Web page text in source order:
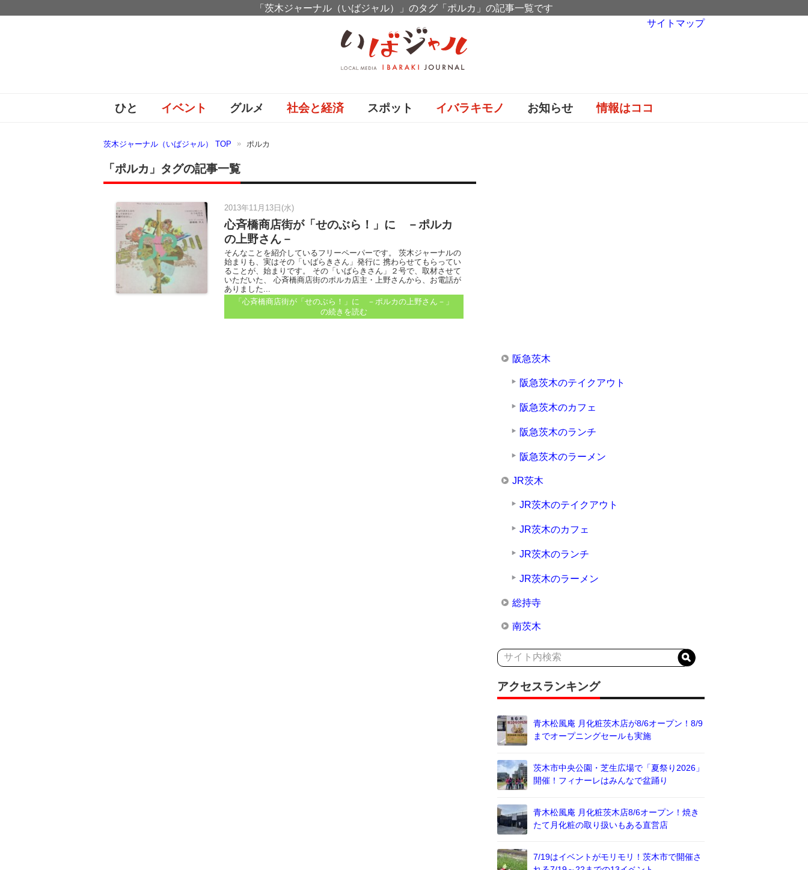
「茨木ジャーナル（いばジャル）」のタグ「ポルカ」の記事一覧です
ひと イベント グルメ 社会と経済 スポット イバラキモノ お知らせ 情報はココ
茨木ジャーナル（いばジャル） TOP ポルカ
「ポルカ」タグの記事一覧
2013年11月13日(水)
心斉橋商店街が「せのぶら！」に －ポルカ
の上野さん－
そんなことを紹介しているフリーペーパーです。 茨木ジャーナルの
始まりも、実はその「いばらきさん」発行に 携わらせてもらってい
ることが、始まりです。 その「いばらきさん」２号で、取材させて
いただいた、 心斉橋商店街のポルカ店主・上野さんから、お電話が
ありました...
「心斉橋商店街が「せのぶら！」に －ポルカの上野さん－」
の続きを読む
阪急茨木
阪急茨木のテイクアウト
阪急茨木のカフェ
阪急茨木のランチ
阪急茨木のラーメン
JR茨木
JR茨木のテイクアウト
JR茨木のカフェ
JR茨木のランチ
JR茨木のラーメン
総持寺
南茨木
アクセスランキング
青木松風庵 月化粧茨木店が8/6オープン！8/9
までオープニングセールも実施
茨木市中央公園・芝生広場で「夏祭り2026」
開催！フィナーレはみんなで盆踊り
青木松風庵 月化粧茨木店8/6オープン！焼き
たて月化粧の取り扱いもある直営店
7/19はイベントがモリモリ！茨木市で開催さ
サイトマップ